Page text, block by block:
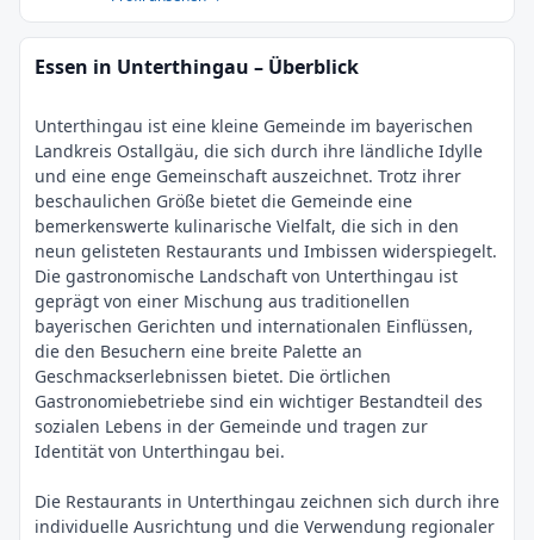
Essen in Unterthingau – Überblick
Unterthingau ist eine kleine Gemeinde im bayerischen
Landkreis Ostallgäu, die sich durch ihre ländliche Idylle
und eine enge Gemeinschaft auszeichnet. Trotz ihrer
beschaulichen Größe bietet die Gemeinde eine
bemerkenswerte kulinarische Vielfalt, die sich in den
neun gelisteten Restaurants und Imbissen widerspiegelt.
Die gastronomische Landschaft von Unterthingau ist
geprägt von einer Mischung aus traditionellen
bayerischen Gerichten und internationalen Einflüssen,
die den Besuchern eine breite Palette an
Geschmackserlebnissen bietet. Die örtlichen
Gastronomiebetriebe sind ein wichtiger Bestandteil des
sozialen Lebens in der Gemeinde und tragen zur
Identität von Unterthingau bei.
Die Restaurants in Unterthingau zeichnen sich durch ihre
individuelle Ausrichtung und die Verwendung regionaler